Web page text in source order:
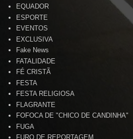
EQUADOR
ESPORTE
EVENTOS
EXCLUSIVA
Fake News
FATALIDADE
FÉ CRISTÃ
FESTA
FESTA RELIGIOSA
FLAGRANTE
FOFOCA DE "CHICO DE CANDINHA"
FUGA
FURO DE REPORTAGEM